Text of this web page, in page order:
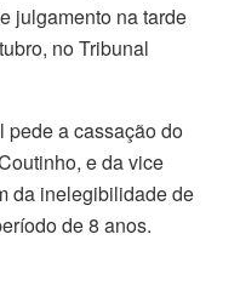
julgamento na tarde
no Tribunal
a cassação do
e da vice
da inelegibilidade de
de 8 anos.